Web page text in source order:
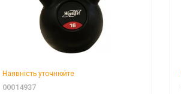
Наявність уточнюйте
00014937